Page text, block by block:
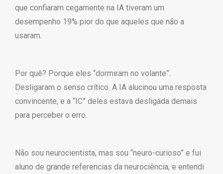
que confiaram cegamente na IA tiveram um
desempenho 19% pior do que aqueles que não a
usaram.
Por quê? Porque eles “dormiram no volante”.
Desligaram o senso crítico. A IA alucinou uma resposta
convincente, e a “IC” deles estava desligada demais
para perceber o erro.
Não sou neurocientista, mas sou “neuro-curioso” e fui
aluno de grande referencias da neurociência, e entendi